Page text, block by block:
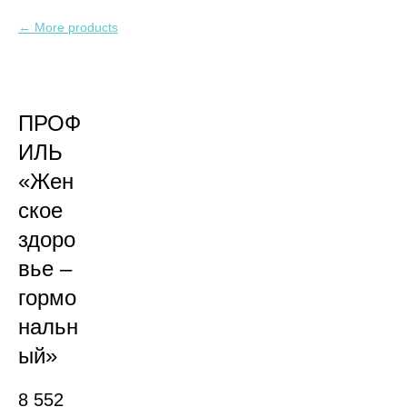
More products
ПРОФ
ИЛЬ
«Жен
ское
здоро
вье –
гормо
нальн
ый»
8 552